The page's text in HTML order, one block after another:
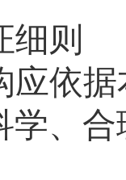
细则
应依
学、